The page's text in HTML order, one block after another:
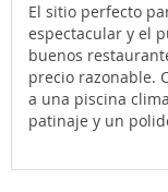
El sitio perfecto
espectacular y el
buenos
precio razonable.
a una piscina
patinaje y un